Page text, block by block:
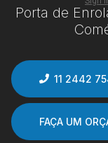
Porta de
11 2442
FAÇA UM